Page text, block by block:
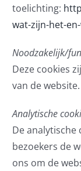
toelichting:
wat-zijn-het-
Noodzakelijk/
Deze cookies
van de website.
Analytische
De
bezoekers de
ons om de